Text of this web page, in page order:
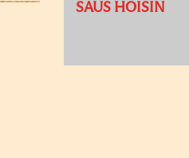
SAUS HOISIN